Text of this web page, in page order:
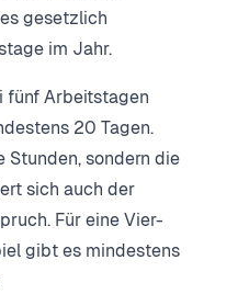
gesetzlich
im Jahr.
fünf Arbeitstagen
20 Tagen.
Stunden, sondern die
sich auch der
Für eine Vier-
gibt es mindestens